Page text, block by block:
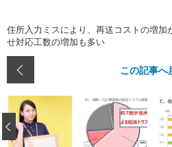
住所入力ミスにより、再送コストの増加
せ対応工数の増加も多い
この記事へ
‹